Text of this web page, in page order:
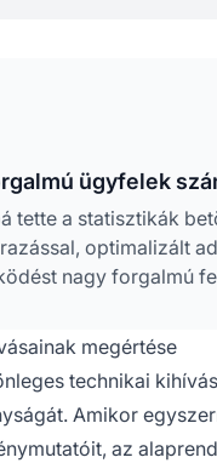
ügyfelek
tette a statisztikák
optimalizált
nagy forgalmú
megértése
technikai
Amikor
az